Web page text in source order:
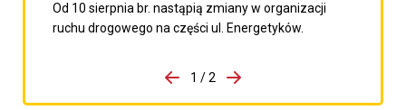
Od 10 sierpnia br. nastąpią zmiany w organizacji
ruchu drogowego na części ul. Energetyków.
porzpedniego komunikatu
1 / 2
Przejdź do następnego